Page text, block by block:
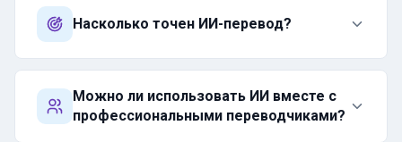
Насколько точен ИИ-перевод?
Можно ли использовать ИИ вместе с
профессиональными переводчиками?